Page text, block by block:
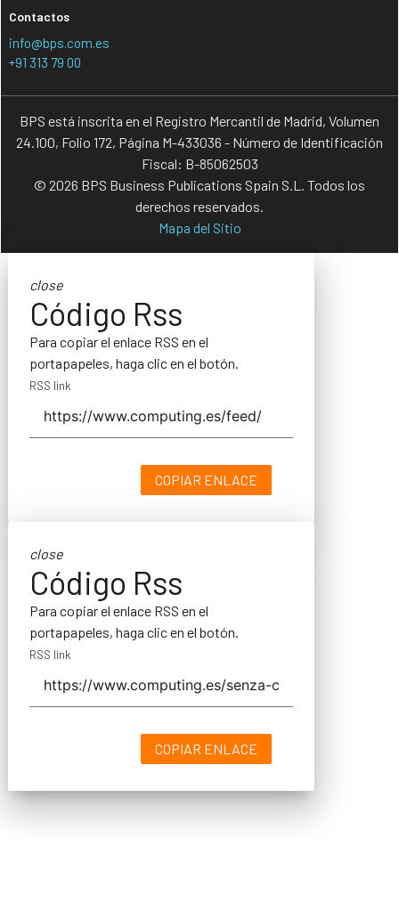
Contactos
info@bps.com.es
+91 313 79 00
BPS está inscrita en el Registro Mercantil de Madrid, Volumen
24.100, Folio 172, Página M-433036 - Número de Identificación
Fiscal: B-85062503
© 2026 BPS Business Publications Spain S.L. Todos los
derechos reservados.
Mapa del Sitio
close
Código Rss
Para copiar el enlace RSS en el
portapapeles, haga clic en el botón.
RSS link
COPIAR ENLACE
close
Código Rss
Para copiar el enlace RSS en el
portapapeles, haga clic en el botón.
RSS link
COPIAR ENLACE